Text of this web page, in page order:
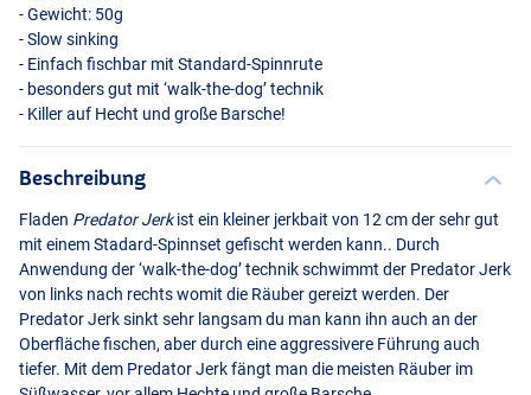
Firetiger
- Gewicht: 50g
- Slow sinking
- Einfach fischbar mit Standard-Spinnrute
- besonders gut mit ‘walk-the-dog’ technik
- Killer auf Hecht und große Barsche!
Beschreibung
Fladen Predator Jerkist ein kleiner jerkbait von 12 cm der sehr gut
mit einem Stadard-Spinnset gefischt werden kann.. Durch
Anwendung der ‘walk-the-dog’ technik schwimmt der Predator Jerk
von links nach rechts womit die Räuber gereizt werden. Der
Predator Jerk sinkt sehr langsam du man kann ihn auch an der
Oberfläche fischen, aber durch eine aggressivere Führung auch
tiefer. Mit dem Predator Jerk fängt man die meisten Räuber im